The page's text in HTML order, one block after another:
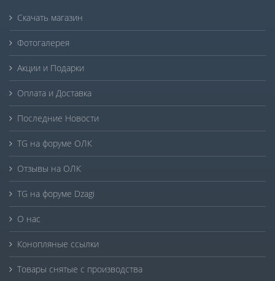
Скачать магазин
Фотогалерея
Акции и Подарки
Оплата и Доставка
Последние Новости
TG на форуме ОЛК
Отзывы на ОЛК
TG на форуме Dzagi
О нас
Конопляные ссылки
Товары снятые с производства